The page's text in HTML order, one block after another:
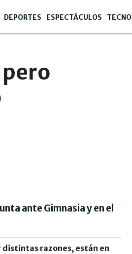
DEPORTES ESPECTÁCULOS TECNO
ante Gimnasia y en el
distintas razones, están en